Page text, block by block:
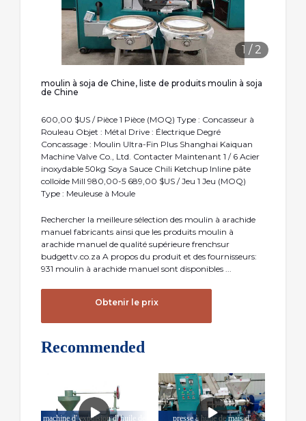
1 / 2
moulin à soja de Chine, liste de produits moulin à soja
de Chine
600,00 $US / Pièce 1 Pièce (MOQ) Type : Concasseur à
Rouleau Objet : Métal Drive : Électrique Degré
Concassage : Moulin Ultra-Fin Plus Shanghai Kaiquan
Machine Valve Co., Ltd. Contacter Maintenant 1 / 6 Acier
inoxydable 50kg Soya Sauce Chili Ketchup Inline pâte
colloïde Mill 980,00-5 689,00 $US / Jeu 1 Jeu (MOQ)
Type : Meuleuse à Moule
Rechercher la meilleure sélection des moulin à arachide
manuel fabricants ainsi que les produits moulin à
arachide manuel de qualité supérieure frenchsur
budgettv.co.za A propos du produit et des fournisseurs:
931 moulin à arachide manuel sont disponibles ...
Obtenir le prix
Recommended
machine d' expulsion d' huile de presse à huile de maïs d'